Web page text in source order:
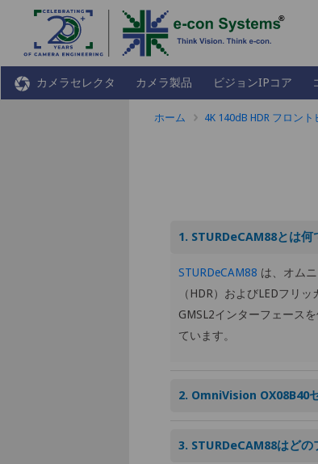
カメラセレクタ カメラ製品 ビジョンIPコア
ホーム 4K 140dB HDR フロン
1. STURDeCAM88とは何
STURDeCAM88 は、オム
（HDR）およびLEDフリ
GMSL2インターフェース
ています。
2. OmniVision OX08B40
3. STURDeCAM88はど